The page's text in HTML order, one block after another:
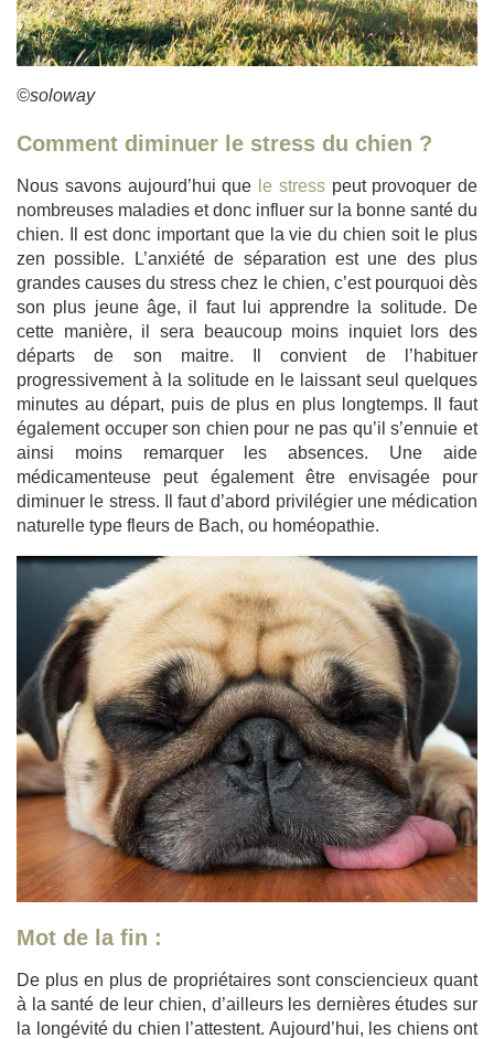
©soloway
Comment diminuer le stress du chien ?
Nous savons aujourd’hui que le stresspeut provoquer de
nombreuses maladies et donc influer sur la bonne santé du
chien. Il est donc important que la vie du chien soit le plus
zen possible. L’anxiété de séparation est une des plus
grandes causes du stress chez le chien, c’est pourquoi dès
son plus jeune âge, il faut lui apprendre la solitude. De
cette manière, il sera beaucoup moins inquiet lors des
départs de son maitre. Il convient de l’habituer
progressivement à la solitude en le laissant seul quelques
minutes au départ, puis de plus en plus longtemps. Il faut
également occuper son chien pour ne pas qu’il s’ennuie et
ainsi moins remarquer les absences. Une aide
médicamenteuse peut également être envisagée pour
diminuer le stress. Il faut d’abord privilégier une médication
naturelle type fleurs de Bach, ou homéopathie.
Mot de la fin :
De plus en plus de propriétaires sont consciencieux quant
à la santé de leur chien, d’ailleurs les dernières études sur
la longévité du chien l’attestent. Aujourd’hui, les chiens ont